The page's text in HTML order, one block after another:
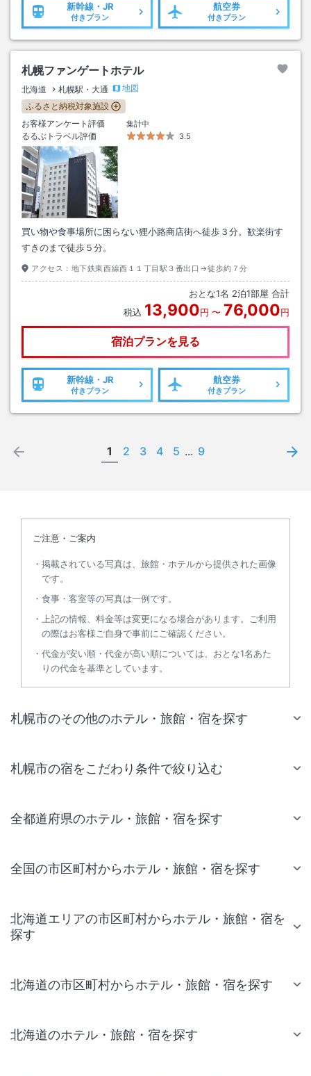
新幹線・JR
付きプラン
航空券
付きプラン
札幌ファンゲートホテル
北海道 札幌駅・大通
地図
ふるさと納税対象施設
お客様アンケート評価
集計中
るるぶトラベル評価 3.5
買い物や食事場所に困らない狸小路商店街へ徒歩３分。歓楽街す
すきのまで徒歩５分。
アクセス： 地下鉄東西線西１１丁目駅３番出口→徒歩約７分
おとな1名 2泊1部屋 合計
税込 13,900円 〜 76,000円
宿泊プランを見る
新幹線・JR
付きプラン
航空券
付きプラン
1 2 3 4 5 ... 9
ご注意・ご案内
掲載されている写真は、旅館・ホテルから提供された画像
です。
食事・客室等の写真は一例です。
上記の情報、料金等は変更になる場合があります。ご利用
の際はお客様ご自身で事前にご確認ください。
代金が安い順・代金が高い順については、おとな1名あた
りの代金を基準としています。
札幌市のその他のホテル・旅館・宿を探す
札幌市の宿をこだわり条件で絞り込む
全都道府県のホテル・旅館・宿を探す
全国の市区町村からホテル・旅館・宿を探す
北海道エリアの市区町村からホテル・旅館・宿を
探す
北海道の市区町村からホテル・旅館・宿を探す
北海道のホテル・旅館・宿を探す